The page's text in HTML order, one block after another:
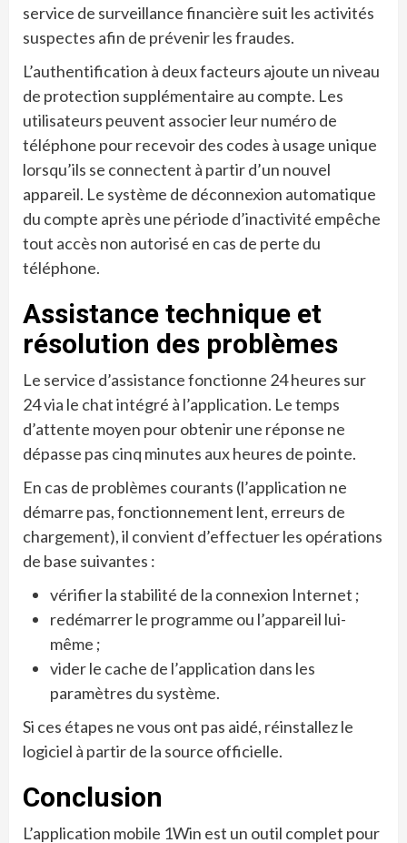
service de surveillance financière suit les activités
suspectes afin de prévenir les fraudes.
L’authentification à deux facteurs ajoute un niveau
de protection supplémentaire au compte. Les
utilisateurs peuvent associer leur numéro de
téléphone pour recevoir des codes à usage unique
lorsqu’ils se connectent à partir d’un nouvel
appareil. Le système de déconnexion automatique
du compte après une période d’inactivité empêche
tout accès non autorisé en cas de perte du
téléphone.
Assistance technique et
résolution des problèmes
Le service d’assistance fonctionne 24 heures sur
24 via le chat intégré à l’application. Le temps
d’attente moyen pour obtenir une réponse ne
dépasse pas cinq minutes aux heures de pointe.
En cas de problèmes courants (l’application ne
démarre pas, fonctionnement lent, erreurs de
chargement), il convient d’effectuer les opérations
de base suivantes :
vérifier la stabilité de la connexion Internet ;
redémarrer le programme ou l’appareil lui-
même ;
vider le cache de l’application dans les
paramètres du système.
Si ces étapes ne vous ont pas aidé, réinstallez le
logiciel à partir de la source officielle.
Conclusion
L’application mobile 1Win est un outil complet pour